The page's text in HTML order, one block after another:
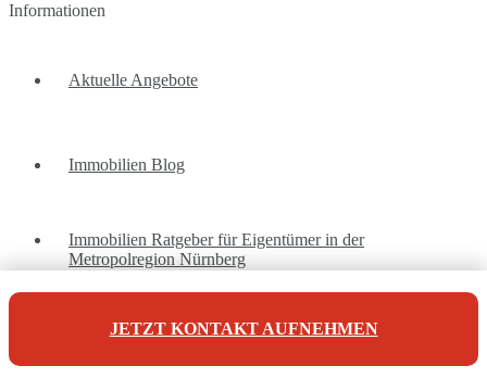
JETZT KONTAKT AUFNEHMEN
Informationen
Aktuelle Angebote
Immobilien Blog
Immobilien Ratgeber für Eigentümer in der
Metropolregion Nürnberg
Unsere Referenzen